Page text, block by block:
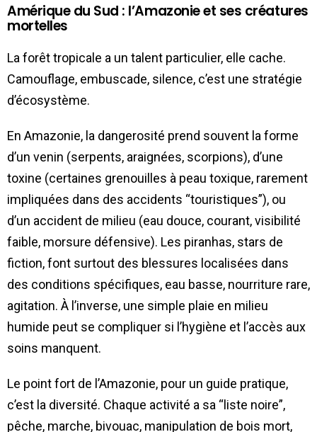
Amérique du Sud : l’Amazonie et ses créatures
mortelles
La forêt tropicale a un talent particulier, elle cache.
Camouflage, embuscade, silence, c’est une stratégie
d’écosystème.
En Amazonie, la dangerosité prend souvent la forme
d’un venin (serpents, araignées, scorpions), d’une
toxine (certaines grenouilles à peau toxique, rarement
impliquées dans des accidents “touristiques”), ou
d’un accident de milieu (eau douce, courant, visibilité
faible, morsure défensive). Les piranhas, stars de
fiction, font surtout des blessures localisées dans
des conditions spécifiques, eau basse, nourriture rare,
agitation. À l’inverse, une simple plaie en milieu
humide peut se compliquer si l’hygiène et l’accès aux
soins manquent.
Le point fort de l’Amazonie, pour un guide pratique,
c’est la diversité. Chaque activité a sa “liste noire”,
pêche, marche, bivouac, manipulation de bois mort,